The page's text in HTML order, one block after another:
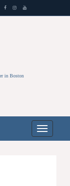
in Boston